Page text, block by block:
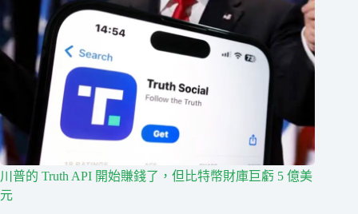
川普的 Truth API 開始賺錢了，但比特幣財庫巨虧 5 億美
元